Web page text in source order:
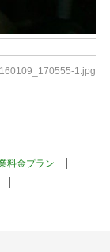
160109_170555-1.jpg
料金プラン